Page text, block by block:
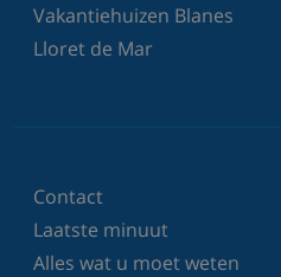
Vakantiehuizen Blanes
Lloret de Mar
Contact
Laatste minuut
Alles wat u moet weten